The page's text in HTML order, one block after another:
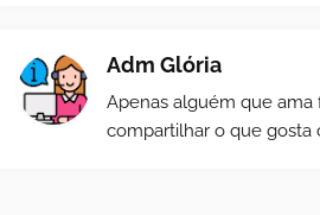
Adm Glória
Apenas alguém que ama
compartilhar o que gosta